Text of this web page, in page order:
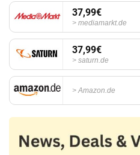
37,99€
mediamarkt.de
37,99€
saturn.de
Amazon.de